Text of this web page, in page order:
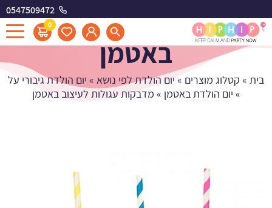
0547509472
0
מדבקות עגולות לעיצוב
באטמן
בית » קטלוג מוצרים » יום הולדת לפי נושא » יום הולדת גיבורי על
» יום הולדת באטמן » מדבקות עגולות לעיצוב באטמן